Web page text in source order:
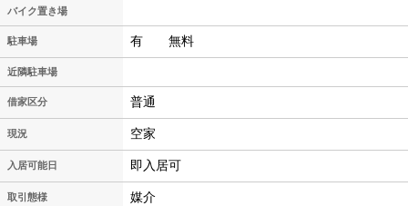
バイク置き場
駐車場 有 無料
近隣駐車場
借家区分 普通
現況 空家
入居可能日 即入居可
取引態様 媒介